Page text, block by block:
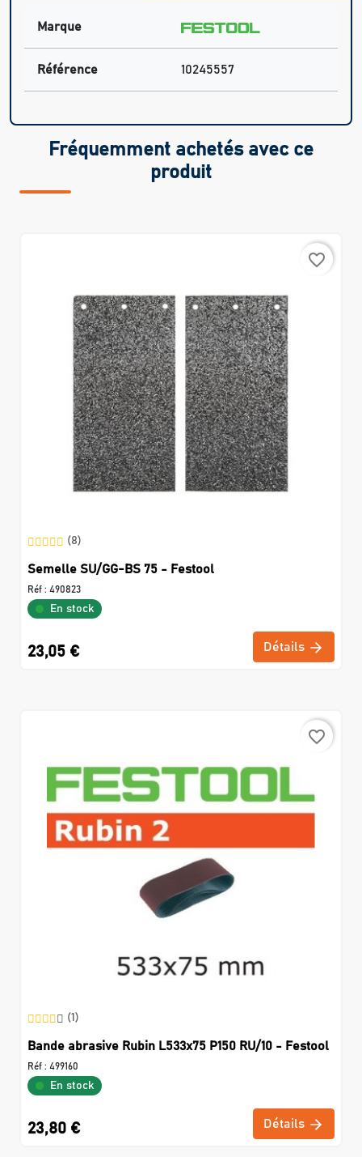
Marque
Référence 10245557
Fréquemment achetés avec ce
produit
favorite_border
(8)
Semelle SU/GG-BS 75 - Festool
Réf : 490823
En stock
23,05 € Détails
favorite_border
(1)
Bande abrasive Rubin L533x75 P150 RU/10 - Festool
Réf : 499160
En stock
23,80 € Détails